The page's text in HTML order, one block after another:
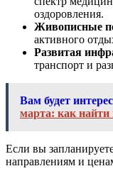
оздоровления.
Живописные
активного
Развитая
транспорт и
Вам будет
марта: как
Если вы
направлениям и